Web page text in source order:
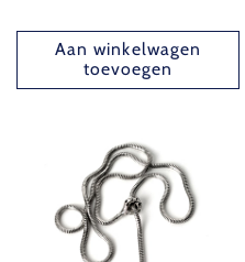
Aan winkelwagen
toevoegen